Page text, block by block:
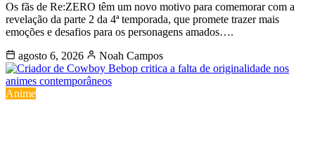
Os fãs de Re:ZERO têm um novo motivo para comemorar com a
revelação da parte 2 da 4ª temporada, que promete trazer mais
emoções e desafios para os personagens amados….
agosto 6, 2026
Noah Campos
Anime